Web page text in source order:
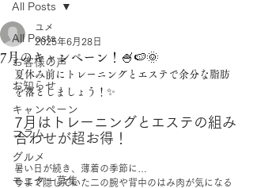
All Posts
お客様の声
お知らせ
キャンペーン
コラム
グルメ
モニター募集
All Posts
7月のキャンペーン！🍧🍉🌞
ユメ
2025年6月28日
夏休み前にトレーニングとエステで余分な脂肪
を落としましょう！✨
7月はトレーニングとエステの組み
合わせが超お得！
暑い日が続き、薄着の季節に…
今まで隠していた二の腕や背中のはみ肉が気になる